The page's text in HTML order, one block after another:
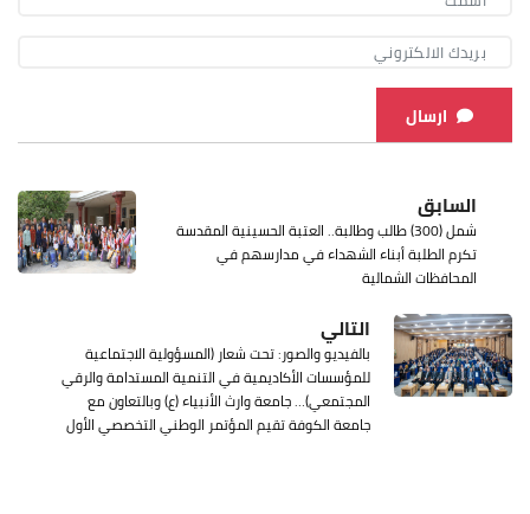
ارسال
السابق
شمل (300) طالب وطالبة.. العتبة الحسينية المقدسة
تكرم الطلبة أبناء الشهداء في مدارسهم في
المحافظات الشمالية
التالي
بالفيديو والصور: تحت شعار (المسؤولية الاجتماعية
للمؤسسات الأكاديمية في التنمية المستدامة والرقي
المجتمعي)… جامعة وارث الأنبياء (ع) وبالتعاون مع
جامعة الكوفة تقيم المؤتمر الوطني التخصصي الأول